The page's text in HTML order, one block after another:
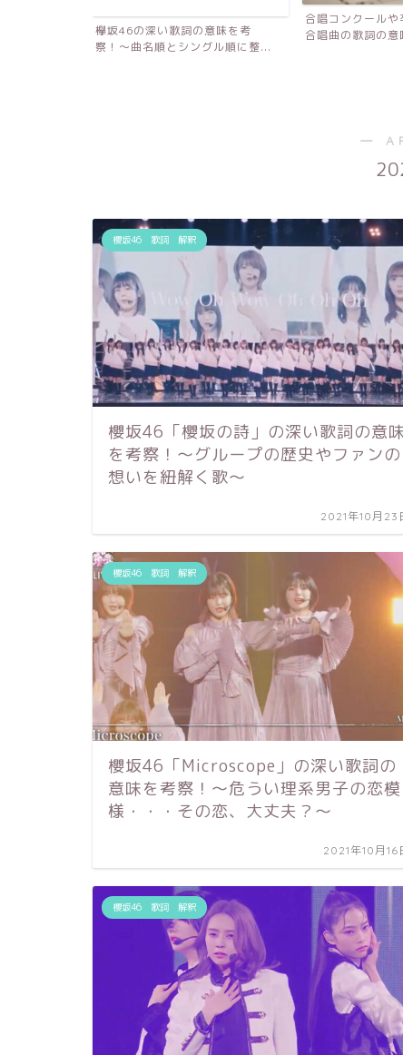
欅坂46の深い歌詞の意味を考
察！〜曲名順とシングル順に整...
合唱コンクール
合唱曲の歌詞の意
―
櫻坂46 歌詞 解釈
櫻坂46「櫻坂の詩」の深い歌詞の意味
を考察！〜グループの歴史やファンの
想いを紐解く歌〜
2021年10月23
櫻坂46 歌詞 解釈
櫻坂46「Microscope」の深い歌詞の
意味を考察！〜危うい理系男子の恋模
様・・・その恋、大丈夫？〜
2021年10月16
櫻坂46 歌詞 解釈